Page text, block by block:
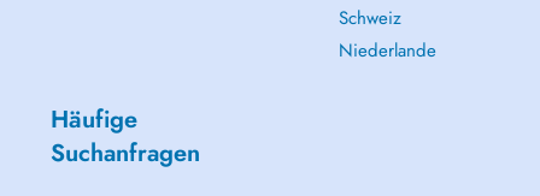
Schweiz
Niederlande
Häufige
Suchanfragen